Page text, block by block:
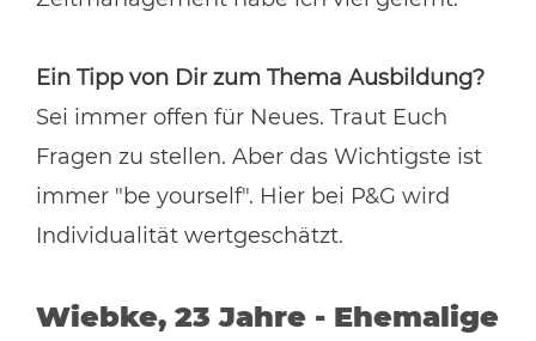
Ein Tipp von Dir zum Thema Ausbildung?
Sei immer offen für Neues. Traut Euch
Fragen zu stellen. Aber das Wichtigste ist
immer "be yourself". Hier bei P&G wird
Individualität wertgeschätzt.
Wiebke, 23 Jahre - Ehemalige